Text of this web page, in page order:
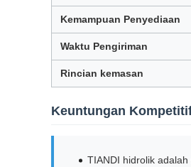
Kemampuan Penyediaan
Waktu Pengiriman
Rincian kemasan
Keuntungan
TIANDI hidrolik